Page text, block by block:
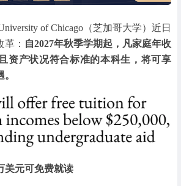
of Chicago（芝加哥大学）近日
： 自2027年秋季学期起，凡家庭年收
资产状况符合标准的本科生，将可享
美元可免费就读